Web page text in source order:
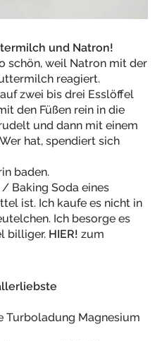
und Natron!
schön, weil Natron mit der
reagiert.
zwei bis drei Esslöffel
den Füßen rein in die
und dann mit einem
hat, spendiert sich
baden.
Baking Soda eines
ist. Ich kaufe es nicht in
Ich besorge es
billiger. HIER! zum
Turboladung Magnesium